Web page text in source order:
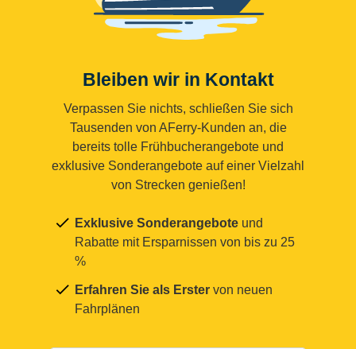
Bleiben wir in Kontakt
Verpassen Sie nichts, schließen Sie sich
Tausenden von AFerry-Kunden an, die
bereits tolle Frühbucherangebote und
exklusive Sonderangebote auf einer Vielzahl
von Strecken genießen!
Exklusive Sonderangebote und
Rabatte mit Ersparnissen von bis zu 25
%
Erfahren Sie als Erster von neuen
Fahrplänen